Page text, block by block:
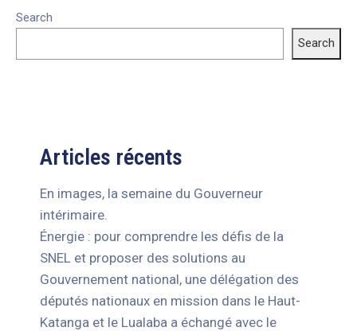
Search
Search
Articles récents
En images, la semaine du Gouverneur
intérimaire.
Énergie : pour comprendre les défis de la
SNEL et proposer des solutions au
Gouvernement national, une délégation des
députés nationaux en mission dans le Haut-
Katanga et le Lualaba a échangé avec le